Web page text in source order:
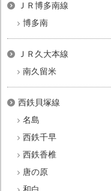
ＪＲ博多南線
博多南
ＪＲ久大本線
南久留米
西鉄貝塚線
名島
西鉄千早
西鉄香椎
唐の原